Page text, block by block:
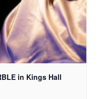
in Kings Hall